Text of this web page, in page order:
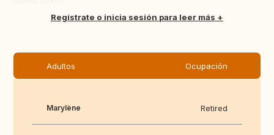
TraducirRegístrate o inicia sesión para leer más
Adultos Ocupación
Marylène Retired